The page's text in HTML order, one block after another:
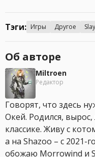
Тэги: Игры Другое
Об авторе
Miltroen
Редактор
Говорят, что здесь
Окей. Родился,
классике. Живу с
а на Shazoo – с 2021-
обожаю Morrowind и